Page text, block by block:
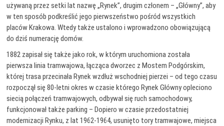
używaną przez setki lat nazwę „Rynek”, drugim członem – „Główny”, aby
w ten sposób podkreślić jego pierwszeństwo pośród wszystkich
placów Krakowa. Wtedy także ustalono i wprowadzono obowiązującą
do dziś numerację domów.
1882 zapisał się także jako rok, w którym uruchomiona została
pierwsza linia tramwajowa, łącząca dworzec z Mostem Podgórskim,
której trasa przecinała Rynek wzdłuż wschodniej pierzei – od tego czasu
rozpoczął się 80-letni okres w czasie którego Rynek Główny opleciono
siecią połączeń tramwajowych, odbywał się ruch samochodowy,
funkcjonował także parking – Dopiero w czasie przedostatniej
modernizacji Rynku, z lat 1962-1964, usunięto tory tramwajowe, miejsca